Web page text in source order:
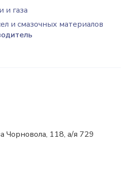
и газа
и смазочных материалов
Чорновола, 118, а/я 729